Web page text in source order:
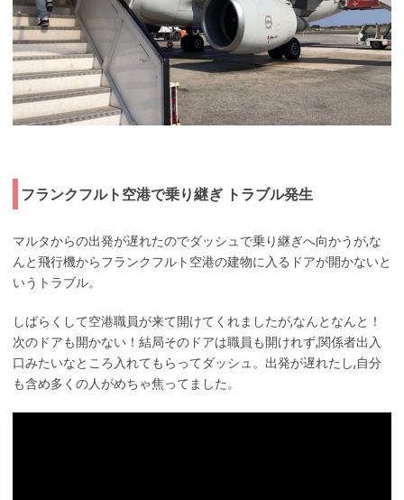
フランクフルト空港で乗り継ぎ トラブル発生
マルタからの出発が遅れたのでダッシュで乗り継ぎへ向かうが,な
んと飛行機からフランクフルト空港の建物に入るドアが開かないと
いうトラブル。
しばらくして空港職員が来て開けてくれましたが,なんとなんと！
次のドアも開かない！結局そのドアは職員も開けれず,関係者出入
口みたいなところ入れてもらってダッシュ。出発が遅れたし,自分
も含め多くの人がめちゃ焦ってました。